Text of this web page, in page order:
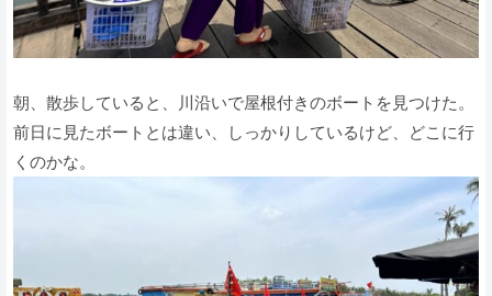
朝、散歩していると、川沿いで屋根付きのボートを見つけた。
前日に見たボートとは違い、しっかりしているけど、どこに行
くのかな。